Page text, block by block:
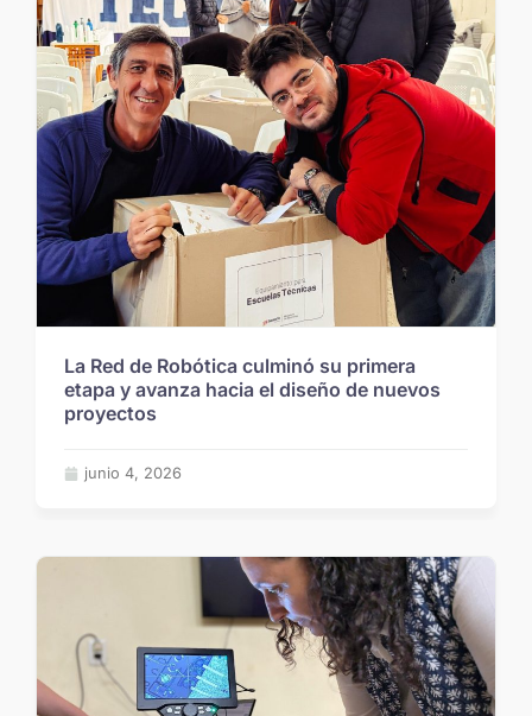
La Red de Robótica culminó su primera
etapa y avanza hacia el diseño de nuevos
proyectos
junio 4, 2026